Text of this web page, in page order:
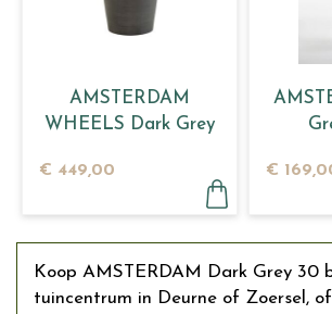
AMSTERDAM
WHEELS Dark Grey
€ 449,00 € 169,
Koop AMSTERDAM Dark Grey 30
tuincentrum in Deurne of Zoersel,